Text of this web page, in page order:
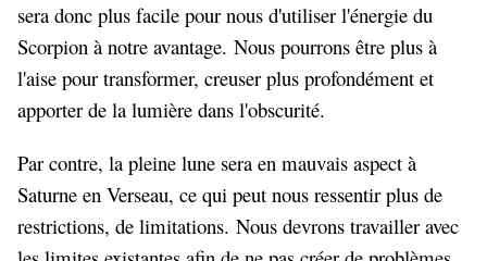
sera donc plus facile pour nous d'utiliser l'énergie du
Scorpion à notre avantage. Nous pourrons être plus à
l'aise pour transformer, creuser plus profondément et
apporter de la lumière dans l'obscurité.
Par contre, la pleine lune sera en mauvais aspect à
Saturne en Verseau, ce qui peut nous ressentir plus de
restrictions, de limitations. Nous devrons travailler avec